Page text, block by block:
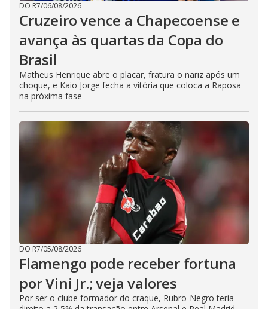
DO R7/06/08/2026
Cruzeiro vence a Chapecoense e
avança às quartas da Copa do
Brasil
Matheus Henrique abre o placar, fratura o nariz após um
choque, e Kaio Jorge fecha a vitória que coloca a Raposa
na próxima fase
DO R7/05/08/2026
Flamengo pode receber fortuna
por Vini Jr.; veja valores
Por ser o clube formador do craque, Rubro-Negro teria